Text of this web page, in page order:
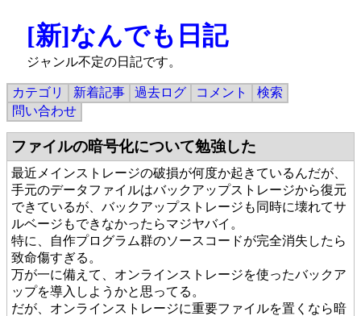
[新]なんでも日記
ジャンル不定の日記です。
カテゴリ 新着記事 過去ログ コメント
検索
問い合わせ
ファイルの暗号化について勉強した
最近メインストレージの破損が何度か起きているんだが、
手元のデータファイルはバックアップストレージから復元
できているが、バックアップストレージも同時に壊れてサ
ルベージもできなかったらマジヤバイ。
特に、自作プログラム群のソースコードが完全消失したら
致命傷すぎる。
万が一に備えて、オンラインストレージを使ったバックア
ップを導入しようかと思ってる。
だが、オンラインストレージに重要ファイルを置くなら暗